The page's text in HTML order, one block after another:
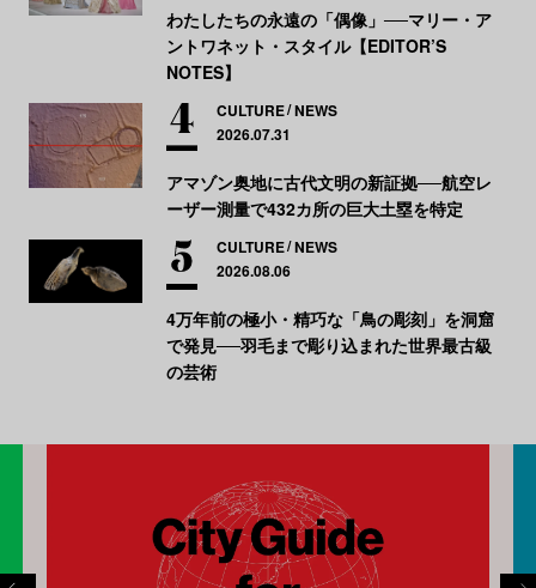
わたしたちの永遠の「偶像」──マリー・ア
ントワネット・スタイル【EDITOR’S
NOTES】
CULTURE NEWS
2026.07.31
アマゾン奥地に古代文明の新証拠──航空レ
ーザー測量で432カ所の巨大土塁を特定
CULTURE NEWS
2026.08.06
4万年前の極小・精巧な「鳥の彫刻」を洞窟
で発見──羽毛まで彫り込まれた世界最古級
の芸術